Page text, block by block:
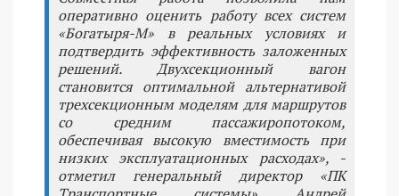
оперативно оценить работу всех систем
«Богатыря-М» в реальных условиях и
подтвердить эффективность заложенных
решений. Двухсекционный вагон
становится оптимальной альтернативой
трехсекционным моделям для маршрутов
со средним пассажиропотоком,
обеспечивая высокую вместимость при
низких эксплуатационных расходах», -
отметил генеральный директор «ПК